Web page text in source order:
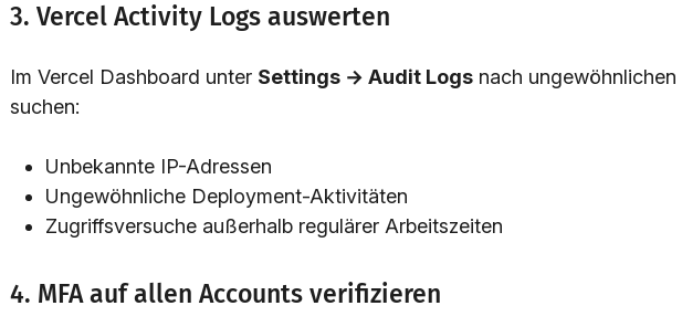
3. Vercel Activity Logs auswerten
Im Vercel Dashboard unter Settings → Audit Logs nach ungewöhnlichen
suchen:
Unbekannte IP-Adressen
Ungewöhnliche Deployment-Aktivitäten
Zugriffsversuche außerhalb regulärer Arbeitszeiten
4. MFA auf allen Accounts verifizieren